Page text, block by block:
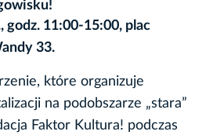
godz. 11:00-15:00, plac
33.
które organizuje
na podobszarze „stara”
Faktor Kultura! podczas